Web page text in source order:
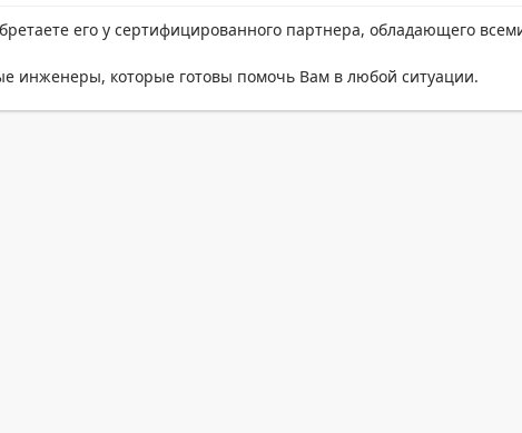
его у сертифицированного партнера, обладающего
инженеры, которые готовы помочь Вам в любой ситуации.